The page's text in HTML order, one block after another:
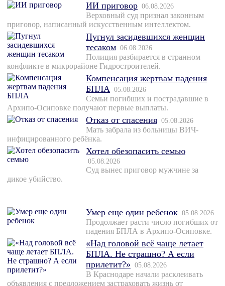
ИИ приговор 06.08.2026
Верховный суд признал законным
приговор, написанный искусственным интеллектом.
Пугнул засидевшихся женщин
тесаком 06.08.2026
Полиция разбирается в странном
конфликте в микрорайоне Гидростроителей.
Компенсация жертвам падения
БПЛА 05.08.2026
Семьи погибших и пострадавшие в
Архипо-Осиповке получают первые выплаты.
Отказ от спасения 05.08.2026
Мать забрала из больницы ВИЧ-
инфицированного ребёнка.
Хотел обезопасить семью
05.08.2026
Суд вынес приговор мужчине за
дикое убийство.
Умер еще один ребенок 05.08.2026
Продолжает расти число погибших от
падения БПЛА в Архипо-Осиповке.
«Над головой всё чаще летает
БПЛА. Не страшно? А если
прилетит?» 05.08.2026
В Краснодаре начали расклеивать
объявления с предложением застраховать жизнь от